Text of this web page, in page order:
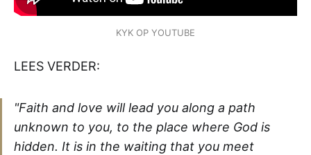
KYK OP YOUTUBE
LEES VERDER:
"Faith and love will lead you along a path
unknown to you, to the place where God is
hidden. It is in the waiting that you meet